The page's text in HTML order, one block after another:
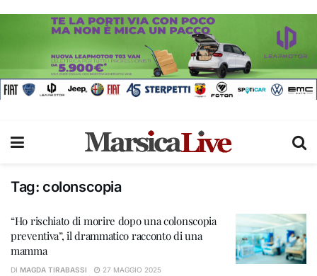
Tag: colonscopia
“Ho rischiato di morire dopo una colonscopia
preventiva”, il drammatico racconto di una
mamma
DI MAGDA TIRABASSI 27 MAGGIO 2025